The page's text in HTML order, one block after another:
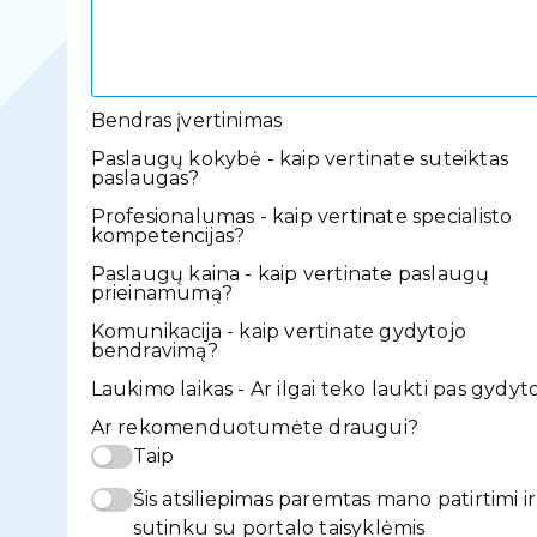
Bendras įvertinimas
Paslaugų kokybė - kaip vertinate suteiktas
paslaugas?
Profesionalumas - kaip vertinate specialisto
kompetencijas?
Paslaugų kaina - kaip vertinate paslaugų
prieinamumą?
Komunikacija - kaip vertinate gydytojo
bendravimą?
Laukimo laikas - Ar ilgai teko laukti pas
Ar rekomenduotumėte draugui?
Taip
Šis atsiliepimas paremtas mano patirtimi ir
sutinku su portalo taisyklėmis